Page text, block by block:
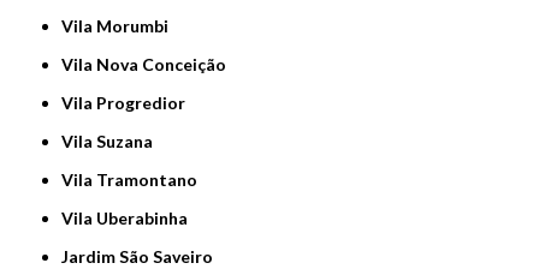
Vila Morumbi
Vila Nova Conceição
Vila Progredior
Vila Suzana
Vila Tramontano
Vila Uberabinha
jardim São Saveiro